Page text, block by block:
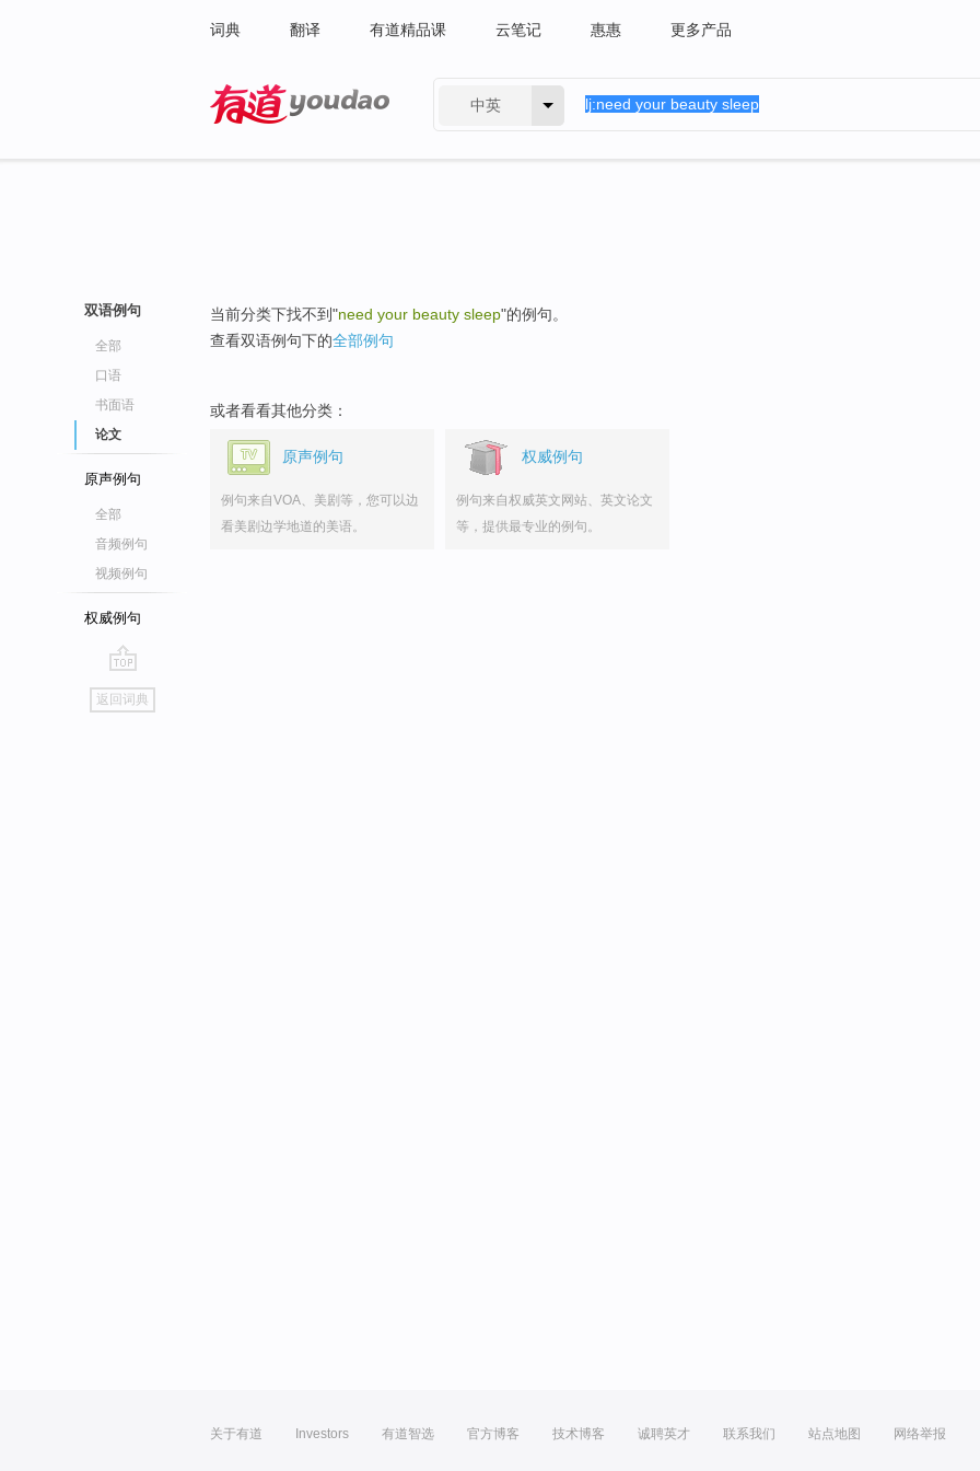
词典 翻译 有道精品课 云笔记 惠惠 更多产品
中英
双语例句
全部
口语
书面语
论文
原声例句
全部
音频例句
视频例句
权威例句
go
top
返回词典
当前分类下找不到"need your beauty sleep"的例句。
查看双语例句下的全部例句
或者看看其他分类：
原声例句
例句来自VOA、美剧等，您可以边
看美剧边学地道的美语。
权威例句
例句来自权威英文网站、英文论文
等，提供最专业的例句。
关于有道 Investors 有道智选 官方博客 技术博客 诚聘英才 联系我们 站点地图 网络举报